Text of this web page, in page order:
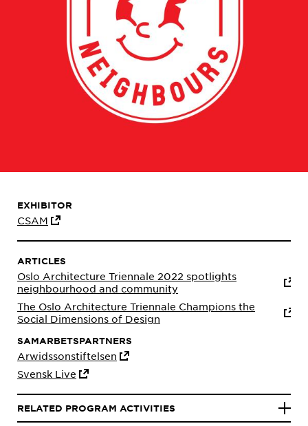
EXHIBITOR
CSAM
ARTICLES
Oslo Architecture Triennale 2022 spotlights
neighbourhood and community
The Oslo Architecture Triennale Champions the
Social Dimensions of Design
SAMARBETSPARTNERS
Arwidssonstiftelsen
Svensk Live
RELATED PROGRAM ACTIVITIES